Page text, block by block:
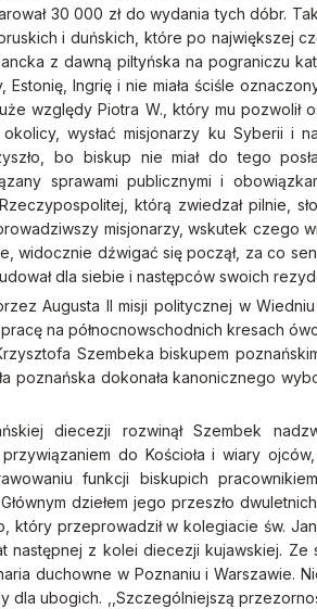
30 000 zł do wydania tych dóbr.
i duńskich, które po największej
z dawną piltyńska na pograniczu
Estonię, Ingrię i nie miała ściśle
względy Piotra W., który mu pozwolił
wysłać misjonarzy ku Syberii i
bo biskup nie miał do tego
sprawami publicznymi i
którą zwiedzał pilnie,
misjonarzy, wskutek czego
widocznie dźwigać się począł, za co
dla siebie i następców swoich
Augusta II misji politycznej w
na północnowschodnich kresach
Szembeka biskupem
poznańska dokonała kanonicznego
diecezji rozwinął Szembek
do Kościoła i wiary
funkcji biskupich
dziełem jego przeszło
który przeprowadził w kolegiacie św.
następnej z kolei diecezji kujawskiej. Ze
duchowne w Poznaniu i Warszawie.
dla ubogich. ,,Szczególniejszą